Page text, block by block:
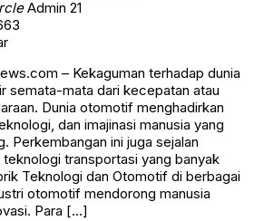
Admin 21
– Kekaguman terhadap dunia
semata-mata dari kecepatan atau
Dunia otomotif menghadirkan
dan imajinasi manusia yang
Perkembangan ini juga sejalan
transportasi yang banyak
Teknologi dan Otomotif di berbagai
otomotif mendorong manusia
Para […]